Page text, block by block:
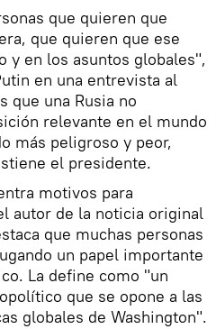
que quieren que
que quieren que ese
y en los asuntos globales",
en una entrevista al
que una Rusia no
relevante en el mundo
más peligroso y peor,
el presidente.
motivos para
autor de la noticia original
que muchas personas
un papel importante
La define como "un
que se opone a las
globales de Washington".